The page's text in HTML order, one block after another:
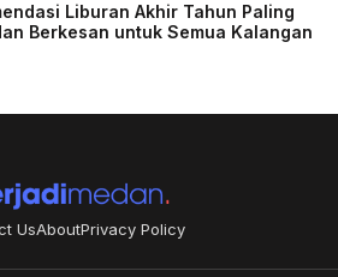
Liburan Akhir Tahun Paling
Berkesan untuk Semua Kalangan
UsAboutPrivacy Policy